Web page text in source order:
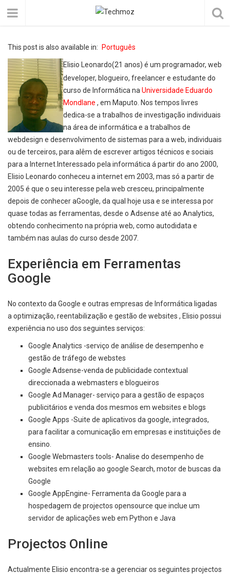
This post is also available in: Português
Elisio Leonardo(21 anos) é um programador, web
developer, blogueiro, freelancer e estudante do
curso de Informática na Universidade Eduardo
Mondlane , em Maputo. Nos tempos livres
dedica-se a trabalhos de investigação individuais
na área de informática e a trabalhos de
webdesign e desenvolvimento de sistemas para a web, individuais
ou de terceiros, para alêm de escrever artigos técnicos e sociais
para a Internet.Interessado pela informática á partir do ano 2000,
Elisio Leonardo conheceu a internet em 2003, mas só a partir de
2005 é que o seu interesse pela web cresceu, principalmente
depois de conhecer aGoogle, da qual hoje usa e se interessa por
quase todas as ferramentas, desde o Adsense até ao Analytics,
obtendo conhecimento na própria web, como autodidata e
também nas aulas do curso desde 2007.
Experiência em Ferramentas
Google
No contexto da Google e outras empresas de Informática ligadas
a optimização, reentabilização e gestão de websites , Elisio possui
experiência no uso dos seguintes serviços:
Google Analytics -serviço de análise de desempenho e
gestão de tráfego de webstes
Google Adsense-venda de publicidade contextual
direccionada a webmasters e blogueiros
Google Ad Manager- serviço para a gestão de espaços
publicitários e venda dos mesmos em websites e blogs
Google Apps -Suite de aplicativos da google, integrados,
para facilitar a comunicação em empresas e instituições de
ensino.
Google Webmasters tools- Analise do desempenho de
websites em relação ao google Search, motor de buscas da
Google
Google AppEngine- Ferramenta da Google para a
hospedagem de projectos opensource que inclue um
servidor de aplicações web em Python e Java
Projectos Online
Actualmente Elisio encontra-se a gerenciar os seguintes projectos